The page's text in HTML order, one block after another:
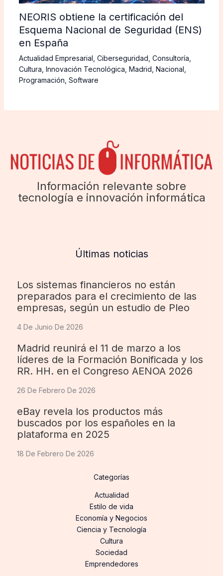
NEORIS obtiene la certificación del
Esquema Nacional de Seguridad (ENS)
en España
Actualidad Empresarial Ciberseguridad Consultoría
Cultura Innovación Tecnológica Madrid Nacional
Programación Software
Información relevante sobre
tecnología e innovación informática
Últimas noticias
Los sistemas financieros no están
preparados para el crecimiento de las
empresas, según un estudio de Pleo
4 De Junio De 2026
Madrid reunirá el 11 de marzo a los
líderes de la Formación Bonificada y los
RR. HH. en el Congreso AENOA 2026
26 De Febrero De 2026
eBay revela los productos más
buscados por los españoles en la
plataforma en 2025
18 De Febrero De 2026
Categorías
Actualidad
Estilo de vida
Economía y Negocios
Ciencia y Tecnología
Cultura
Sociedad
Emprendedores